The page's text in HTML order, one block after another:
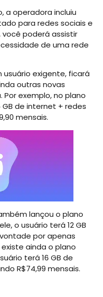
a operadora incluiu
para redes sociais e
você poderá assistir
de uma rede
exigente, ficará
outras novas
exemplo, no plano
GB de internet + redes
mensais.
lançou o plano
o usuário terá 12 GB
por apenas
ainda o plano
terá 16 GB de
R$74,99 mensais.